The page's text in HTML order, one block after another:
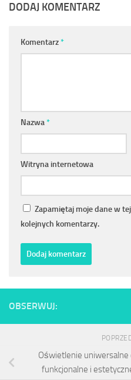
DODAJ KOMENTARZ
Komentarz*
Nazwa*
Witryna internetowa
Zapamiętaj moje dane w
kolejnych komentarzy.
OBSERWUJ:
Oświetlenie uniwersalne
funkcjonalne i